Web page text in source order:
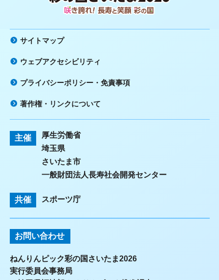
サイトマップ
ウェブアクセシビリティ
プライバシーポリシー・免責事項
著作権・リンクについて
主催
厚生労働省
埼玉県
さいたま市
一般財団法人長寿社会開発センター
共催 スポーツ庁
お問い合わせ
ねんりんピック彩の国さいたま2026
実行委員会事務局